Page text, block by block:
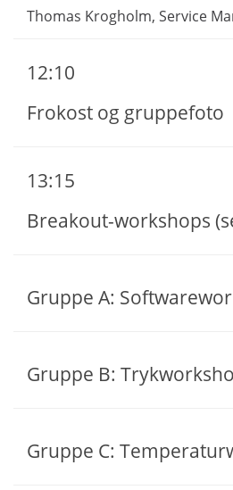
Thomas Krogholm, Service
12:10
Frokost og gruppefoto
13:15
Breakout-workshops
Gruppe A:
Gruppe B:
Gruppe C: